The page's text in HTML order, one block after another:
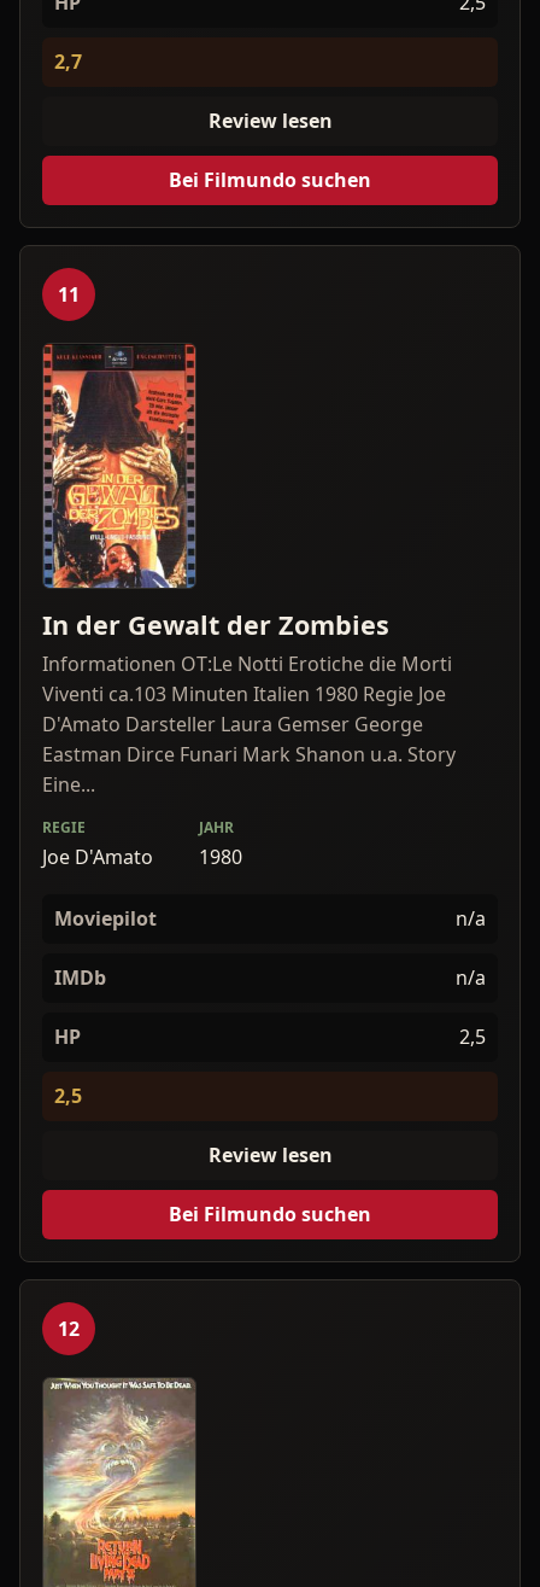
2,7
Review lesen
Bei Filmundo suchen
11
In der Gewalt der Zombies
Informationen OT:Le Notti Erotiche die Morti
Viventi ca.103 Minuten Italien 1980 Regie Joe
D'Amato Darsteller Laura Gemser George
Eastman Dirce Funari Mark Shanon u.a. Story
Eine...
REGIE
Joe D'Amato
JAHR
1980
Moviepilot n/a
IMDb n/a
HP 2,5
2,5
Review lesen
Bei Filmundo suchen
12